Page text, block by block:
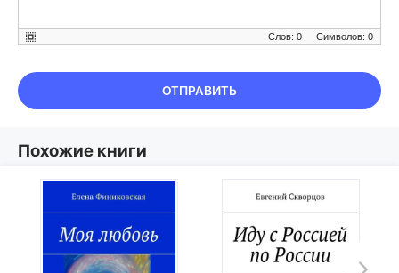
Символов: 0
Слов: 0
ОТПРАВИТЬ
Похожие книги